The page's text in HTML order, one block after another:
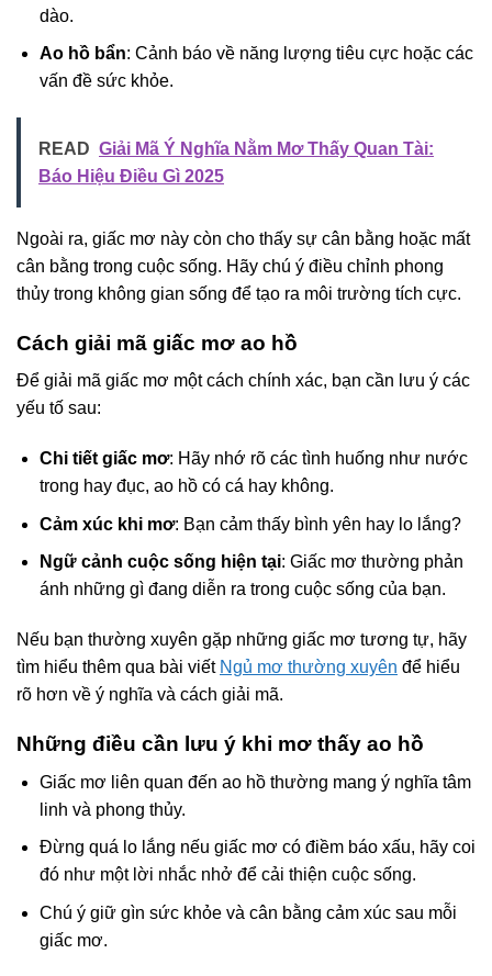
dào.
Ao hồ bẩn: Cảnh báo về năng lượng tiêu cực hoặc các
vấn đề sức khỏe.
READ Giải Mã Ý Nghĩa Nằm Mơ Thấy Quan Tài:
Báo Hiệu Điều Gì 2025
Ngoài ra, giấc mơ này còn cho thấy sự cân bằng hoặc mất
cân bằng trong cuộc sống. Hãy chú ý điều chỉnh phong
thủy trong không gian sống để tạo ra môi trường tích cực.
Cách giải mã giấc mơ ao hồ
Để giải mã giấc mơ một cách chính xác, bạn cần lưu ý các
yếu tố sau:
Chi tiết giấc mơ: Hãy nhớ rõ các tình huống như nước
trong hay đục, ao hồ có cá hay không.
Cảm xúc khi mơ: Bạn cảm thấy bình yên hay lo lắng?
Ngữ cảnh cuộc sống hiện tại: Giấc mơ thường phản
ánh những gì đang diễn ra trong cuộc sống của bạn.
Nếu bạn thường xuyên gặp những giấc mơ tương tự, hãy
tìm hiểu thêm qua bài viết Ngủ mơ thường xuyên để hiểu
rõ hơn về ý nghĩa và cách giải mã.
Những điều cần lưu ý khi mơ thấy ao hồ
Giấc mơ liên quan đến ao hồ thường mang ý nghĩa tâm
linh và phong thủy.
Đừng quá lo lắng nếu giấc mơ có điềm báo xấu, hãy coi
đó như một lời nhắc nhở để cải thiện cuộc sống.
Chú ý giữ gìn sức khỏe và cân bằng cảm xúc sau mỗi
giấc mơ.